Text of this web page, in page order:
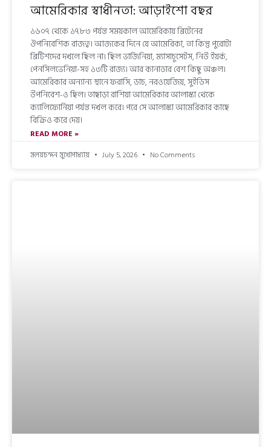
আমেরিকার স্বাধীনতা: আড়াইশো বছর
১৬০৭ থেকে ১৭৮৩ পর্যন্ত সময়কাল আমেরিকায় ব্রিটেনের
ঔপনিবেশিক রাজত্ব। আজকের দিনে যে আমেরিকা, তা কিন্তু পুরোটা
ব্রিটিশদের দখলে ছিল না। ছিল ভার্জিনিয়া, ম্যাসাচুসেটস, নিউ ইয়র্ক,
পেনসিলভেনিয়া-সহ ১৩টি রাজ্য। আর কানাডার বেশ কিছু অঞ্চল।
আমেরিকার অন্যান্য স্থানে ফরাসি, ডাচ, নরওয়েজিয়, সুইডিস
উপনিবেশ-ও ছিল। তাছাড়া রাশিয়া আমেরিকার আলাস্কা থেকে
ক্যালিফোর্নিয়া পর্যন্ত দখল করে। পরে সে আলাস্কা আমেরিকার কাছে
বিক্রিও করে দেয়।
READ MORE »
মলয়চন্দন মুখোপাধ্যায়
July 5, 2026 No Comments